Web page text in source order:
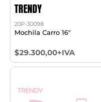
TRENDY
20P-30098
Mochila Carro 16"
$29.300,00+IVA